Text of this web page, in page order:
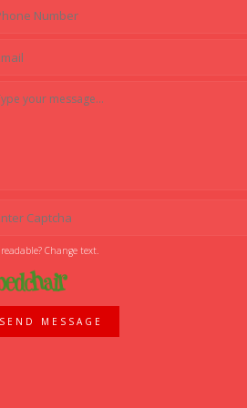
Change text.
SEND MESSAGE